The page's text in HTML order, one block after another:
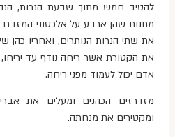
להטיב חמש מתוך שבעת הנרות,
מתנות שהן ארבע על אלכסוני המזבח
את שתי הנרות הנותרים, ואחריו כהן
את הקטורת אשר ריחה נודף עד יריחו,
אדם יכול לעמוד מפני ריחה.
מזדרזים הכהנים ומעלים את
ומקטירים את מנחתה.